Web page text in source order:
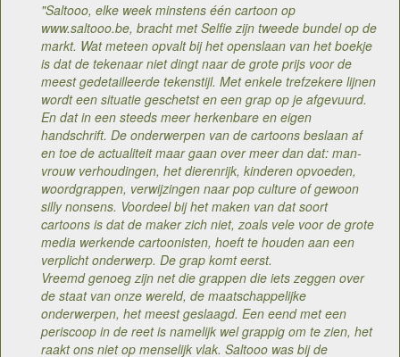
"Saltooo, elke week minstens één cartoon op
www.saltooo.be, bracht met Selfie zijn tweede bundel op de
markt. Wat meteen opvalt bij het openslaan van het boekje
is dat de tekenaar niet dingt naar de grote prijs voor de
meest gedetailleerde tekenstijl. Met enkele trefzekere lijnen
wordt een situatie geschetst en een grap op je afgevuurd.
En dat in een steeds meer herkenbare en eigen
handschrift. De onderwerpen van de cartoons beslaan af
en toe de actualiteit maar gaan over meer dan dat: man-
vrouw verhoudingen, het dierenrijk, kinderen opvoeden,
woordgrappen, verwijzingen naar pop culture of gewoon
silly nonsens. Voordeel bij het maken van dat soort
cartoons is dat de maker zich niet, zoals vele voor de grote
media werkende cartoonisten, hoeft te houden aan een
verplicht onderwerp. De grap komt eerst.
Vreemd genoeg zijn net die grappen die iets zeggen over
de staat van onze wereld, de maatschappelijke
onderwerpen, het meest geslaagd. Een eend met een
periscoop in de reet is namelijk wel grappig om te zien, het
raakt ons niet op menselijk vlak. Saltooo was bij de